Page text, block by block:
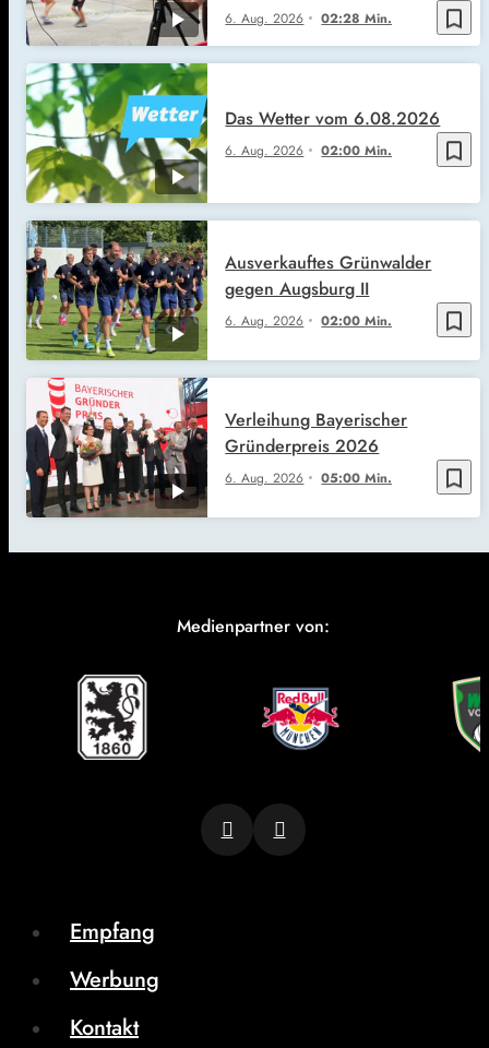
bookmark_border
6. Aug. 2026 02:28 Min.
bookmark_border
6. Aug. 2026 02:00 Min.
Das Wetter vom 6.08.2026
bookmark_border
6. Aug. 2026 02:00 Min.
Ausverkauftes Grünwalder
gegen Augsburg II
bookmark_border
6. Aug. 2026 05:00 Min.
Verleihung Bayerischer
Gründerpreis 2026
Medienpartner von:
Empfang
Werbung
Kontakt